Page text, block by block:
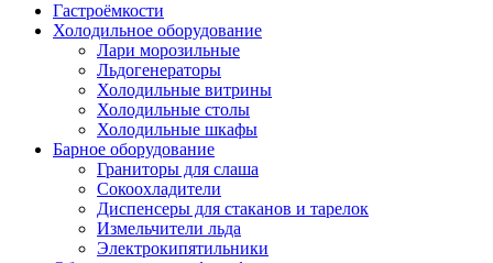
Гастроёмкости
Холодильное оборудование
Лари морозильные
Льдогенераторы
Холодильные витрины
Холодильные столы
Холодильные шкафы
Барное оборудование
Граниторы для слаша
Сокоохладители
Диспенсеры для стаканов и тарелок
Измельчители льда
Электрокипятильники